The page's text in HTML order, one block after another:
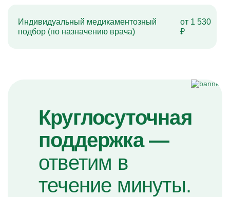
Индивидуальный медикаментозный
подбор (по назначению врача)
от 1 530
₽
Круглосуточная
поддержка —
ответим в
течение минуты.